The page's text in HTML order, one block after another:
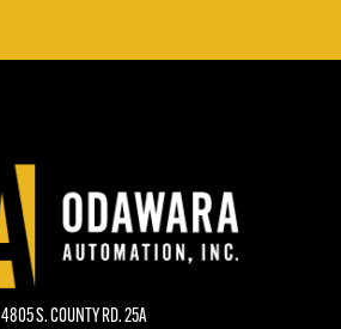
4805 S. COUNTY RD. 25A